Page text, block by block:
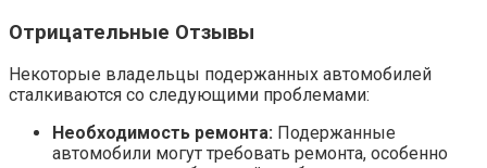
Отрицательные Отзывы
Некоторые владельцы подержанных автомобилей
сталкиваются со следующими проблемами:
Необходимость ремонта: Подержанные
автомобили могут требовать ремонта, особенно